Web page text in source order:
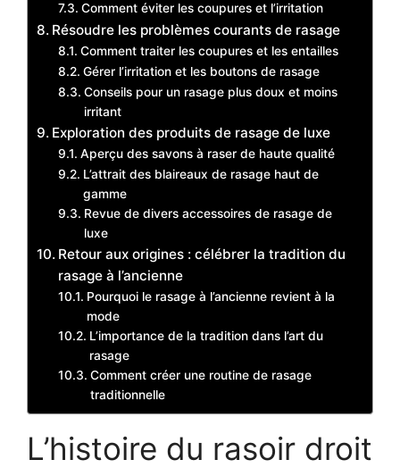
Comment éviter les coupures et l’irritation
Résoudre les problèmes courants de rasage
Comment traiter les coupures et les entailles
Gérer l’irritation et les boutons de rasage
Conseils pour un rasage plus doux et moins
irritant
Exploration des produits de rasage de luxe
Aperçu des savons à raser de haute qualité
L’attrait des blaireaux de rasage haut de
gamme
Revue de divers accessoires de rasage de
luxe
Retour aux origines : célébrer la tradition du
rasage à l’ancienne
Pourquoi le rasage à l’ancienne revient à la
mode
L’importance de la tradition dans l’art du
rasage
Comment créer une routine de rasage
traditionnelle
L’histoire du rasoir droit